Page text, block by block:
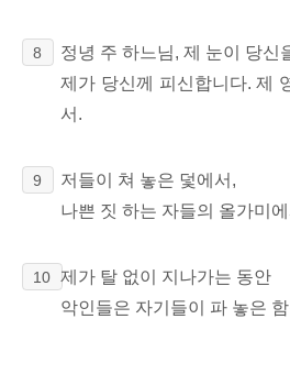
8
정녕 주 하느님, 제 눈이 당신
제가 당신께 피신합니다. 제
서.
9
저들이 쳐 놓은 덫에서,
나쁜 짓 하는 자들의 올가미
10 제가 탈 없이 지나가는 동안
악인들은 자기들이
파 놓은